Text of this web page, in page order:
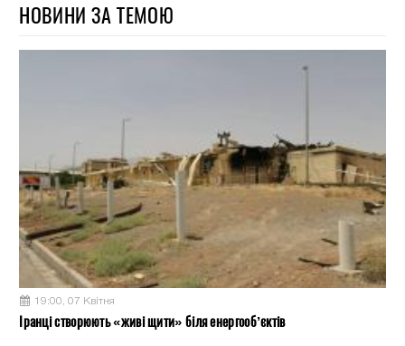
НОВИНИ ЗА ТЕМОЮ
19:00, 07 Квітня
Іранці створюють «живі щити» біля енергооб’єктів